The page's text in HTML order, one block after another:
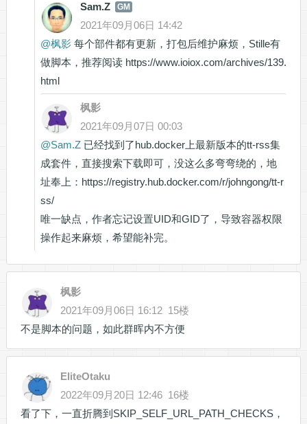
Sam.Z GM
2021年09月06日 14:42
@枫影每个部件都有更新，打包后维护麻烦，Stille有
做脚本，推荐阅读 https://www.ioiox.com/archives/139.
html
枫影
2021年09月07日 00:03
@Sam.Z已经找到了hub.docker上最新版本的tt-rss集
成套件，直接搜索下载即可，没这么多弯弯绕的，地
址奉上：https://registry.hub.docker.com/r/johngong/tt-r
ss/
唯一缺点，作者忘记设置UID和GID了，导致容器权限
操作起来麻烦，希望能补完。
枫影
2021年09月06日 16:12 15楼
不是脚本的问题，如此群晖内不方便
EliteOtaku
2022年09月20日 12:46 16楼
看了下，一直折腾到SKIP_SELF_URL_PATH_CHECKS，